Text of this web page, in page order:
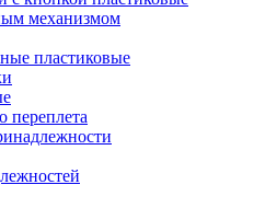
механизмом
пластиковые
переплета